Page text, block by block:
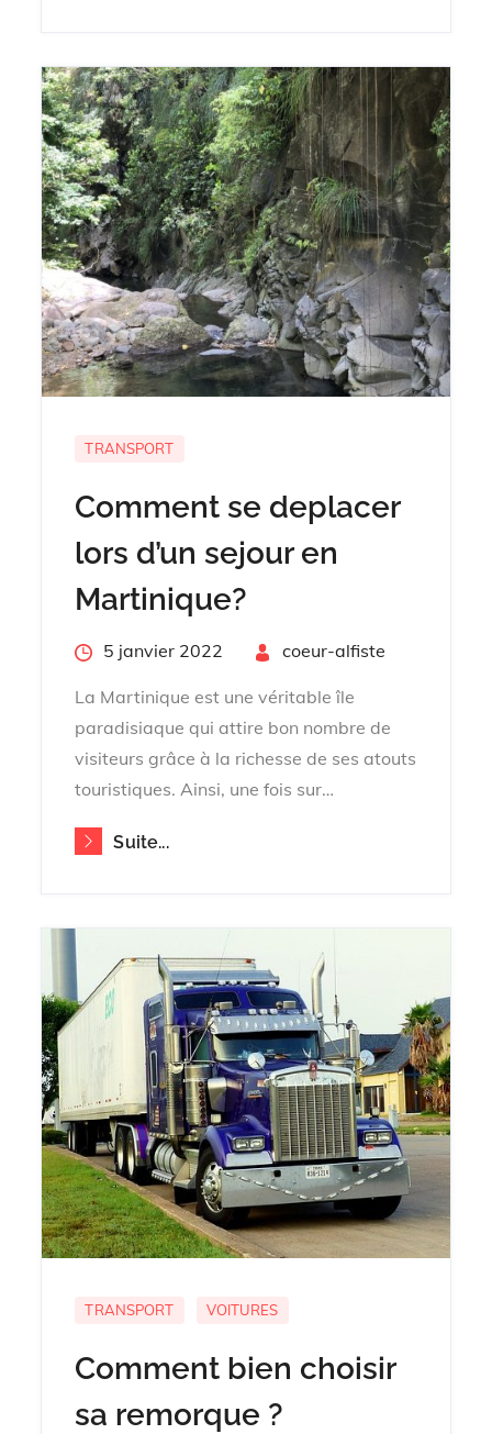
TRANSPORT
Comment se deplacer
lors d’un sejour en
Martinique?
Posted5 janvier 2022 coeur-alfiste
La Martinique est une véritable île
paradisiaque qui attire bon nombre de
visiteurs grâce à la richesse de ses atouts
touristiques. Ainsi, une fois sur…
Suite...
TRANSPORT VOITURES
Comment bien choisir
sa remorque ?